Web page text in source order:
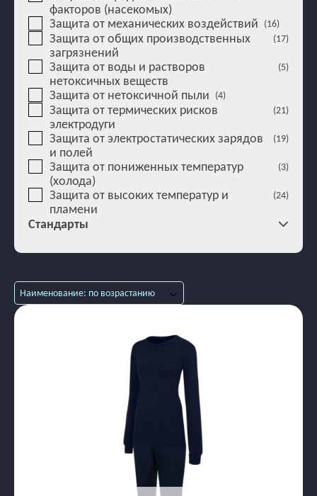
факторов (насекомых)
Защита от механических воздействий (16)
Защита от общих производственных
загрязнений
(17)
Защита от воды и растворов
нетоксичных веществ
(5)
Защита от нетоксичной пыли (4)
Защита от термических рисков
электродуги
(21)
Защита от электростатических зарядов
и полей
(19)
Защита от пониженных температур
(холода)
(3)
Защита от высоких температур и
пламени
(24)
Стандарты
Наименование: по возрастанию